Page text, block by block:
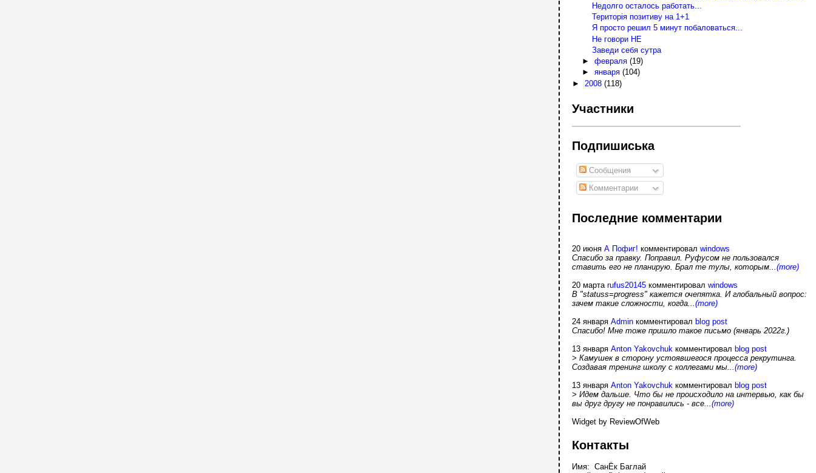
Недолго осталось работать...
Територія позитиву на 1+1
Я просто решил 5 минут побаловаться...
Не говори НЕ
Заведи себя сутра
► февраля (19)
► января (104)
► 2008(118)
Участники
Подпишиська
Сообщения
Комментарии
Последние комментарии
20 июняА Пофиг! комментировалwindows
Спасибо за правку. Поправил. Руфусом не пользовался
ставить его не планирую. Брал те тулы, которым...(more)
20 мартаrufus20145 комментировалwindows
В "statuss=progress" кажется очепятка. И глобальный вопрос:
зачем такие сложности, когда...(more)
24 январяAdmin комментировал blog post
Спасибо! Мне тоже пришло такое письмо (январь 2022г.)
13 январяAnton Yakovchuk комментировал blog post
> Камушек в сторону устоявшегося процесса рекрутинга.
Создавая тренинг школу с коллегами мы...(more)
13 январяAnton Yakovchuk комментировал blog post
> Идем дальше. Что бы не происходило на интервью, как бы
вы друг другу не понравились - все...(more)
Widget by ReviewOfWeb
Контакты
Имя: СанЁк Баглай